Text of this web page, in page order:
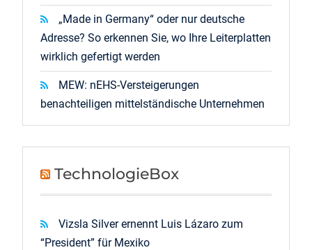
„Made in Germany“ oder nur deutsche
Adresse? So erkennen Sie, wo Ihre Leiterplatten
wirklich gefertigt werden
MEW: nEHS-Versteigerungen
benachteiligen mittelständische Unternehmen
TechnologieBox
Vizsla Silver ernennt Luis Lázaro zum
“President” für Mexiko